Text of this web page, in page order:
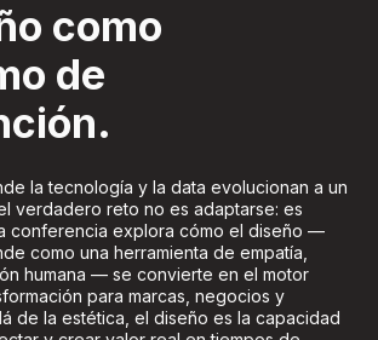
como
de
la tecnología y la data evolucionan a un
verdadero reto no es adaptarse: es
conferencia explora cómo el diseño —
como una herramienta de empatía,
humana — se convierte en el motor
para marcas, negocios y
de la estética, el diseño es la capacidad